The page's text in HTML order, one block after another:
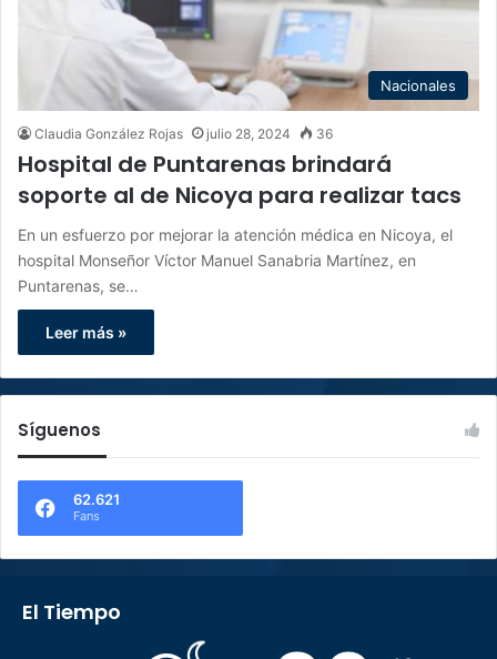
Nacionales
Claudia González Rojas julio 28, 2024 36
Hospital de Puntarenas brindará
soporte al de Nicoya para realizar tacs
En un esfuerzo por mejorar la atención médica en Nicoya, el
hospital Monseñor Víctor Manuel Sanabria Martínez, en
Puntarenas, se…
Leer más »
Síguenos
62.621
Fans
El Tiempo